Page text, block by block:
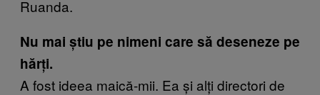
Ruanda.
Nu mai știu pe nimeni care să deseneze pe
hărți.
A fost ideea maică-mii. Ea și alți directori de